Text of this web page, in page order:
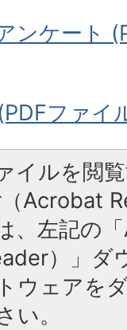
ンケート
ファイ
イルを閲
Acrobat
、左記の
）」ダ
ウェアを
い。